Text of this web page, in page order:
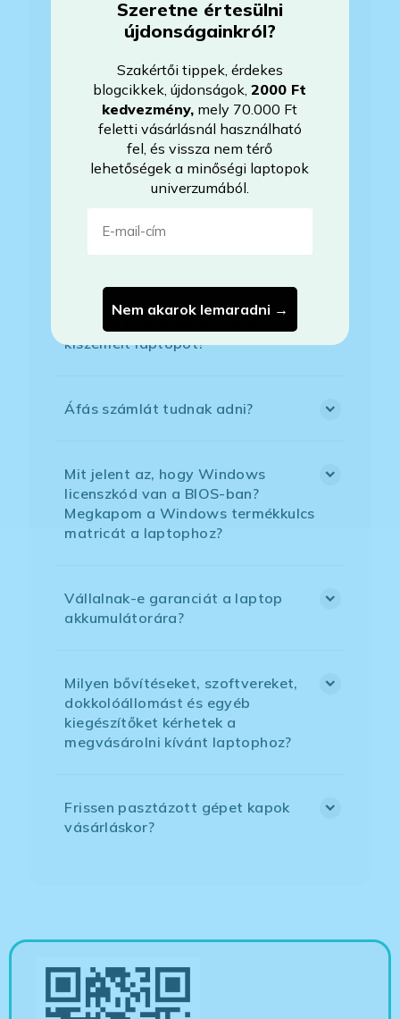
telepítve a laptopra?
Mit jelent, hogy magyar/magyar
kiosztású európai/külföldi kiosztású
a billentyűzet?
Bankkártyával tudok Önöknél
fizetni?
kiszemelt laptopot?
Áfás számlát tudnak adni?
Mit jelent az, hogy Windows
licenszkód van a BIOS-ban?
Megkapom a Windows termékkulcs
matricát a laptophoz?
Vállalnak-e garanciát a laptop
akkumulátorára?
Milyen bővítéseket, szoftvereket,
dokkolóállomást és egyéb
kiegészítőket kérhetek a
megvásárolni kívánt laptophoz?
Frissen pasztázott gépet kapok
vásárláskor?
Szeretne értesülni
újdonságainkról?
Szakértői tippek, érdekes
blogcikkek, újdonságok,2000 Ft
kedvezmény, mely 70.000 Ft
feletti vásárlásnál használható
fel, és vissza nem térő
lehetőségek a minőségi laptopok
univerzumából.
Nem akarok lemaradni →